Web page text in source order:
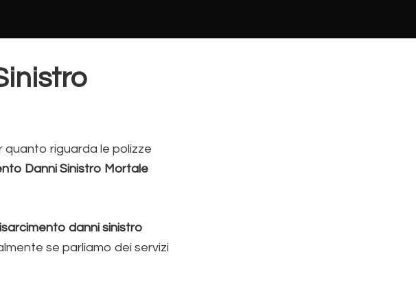
riguarda le polizze
Danni Sinistro Mortale
danni sinistro
se parliamo dei servizi